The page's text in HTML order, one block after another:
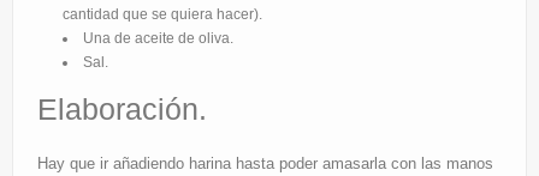
Restaurantes
cantidad que se quiera hacer).
Una de aceite de oliva.
Sal.
Elaboración.
Hay que ir añadiendo harina hasta poder amasarla con las manos